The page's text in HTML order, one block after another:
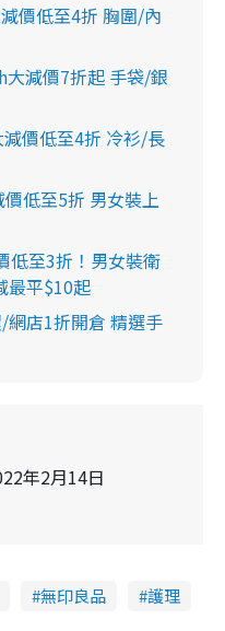
價低至4折 胸圍/內
大減價7折起 手袋/銀
減價低至4折 冷衫/長
價低至5折 男女裝上
低至3折！男女裝衛
最平$10起
網店1折開倉 精選手
年2月14日
無印良品
護理